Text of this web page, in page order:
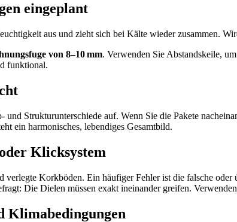
eingeplant
aus und zieht sich bei Kälte wieder zusammen.
von 8–10 mm. Verwenden Sie Abstandskeile,
funktional.
Strukturunterschiede auf. Wenn Sie die Pakete
ein harmonisches, lebendiges Gesamtbild.
Klicksystem
verlegte Korkböden. Ein häufiger Fehler ist die falsche
Die Dielen müssen exakt ineinander greifen.
Klimabedingungen